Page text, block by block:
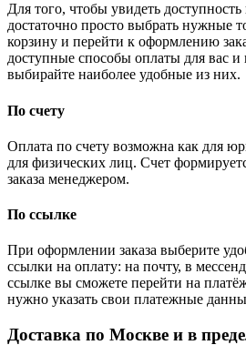
Для того, чтобы увидеть
достаточно просто выбрать нужные
корзину и перейти к оформлению
доступные способы оплаты для вас и
выбирайте наиболее удобные из них.
По счету
Оплата по счету возможна как для
для физических лиц. Счет
заказа менеджером.
По ссылке
При оформлении заказа выберите
ссылки на оплату: на почту, в
ссылке вы сможете перейти на
нужно указать свои платежные
Доставка по Москве и в